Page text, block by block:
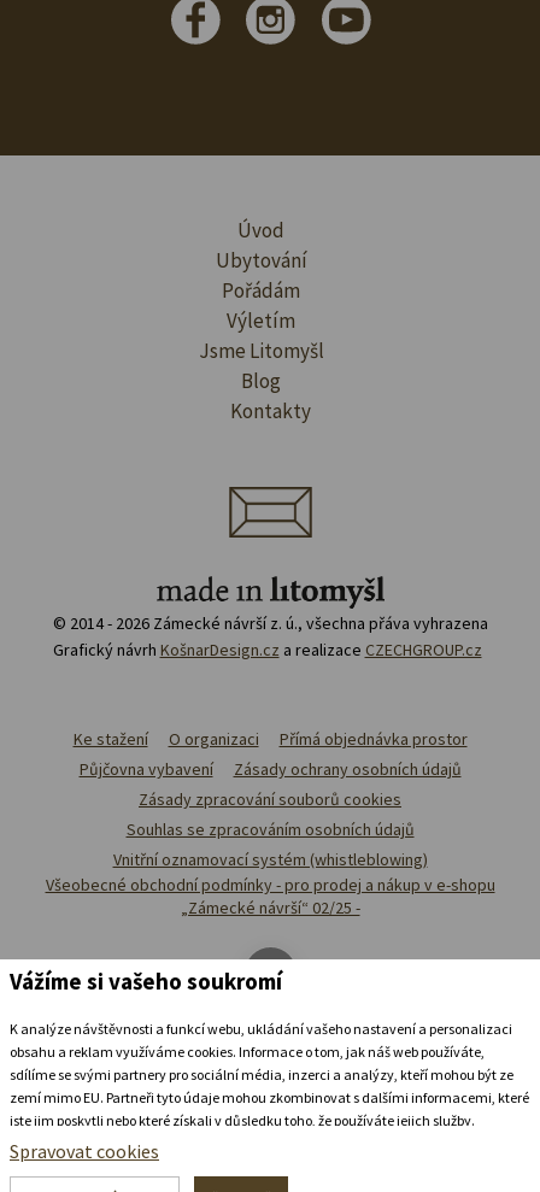
Ubytovat se v
Úvod
Ubytování
Pořádám
Výletím
Jsme Litomyšl
Blog
Kontakty
© 2014 - 2026 Zámecké návrší z. ú., všechna přáva vyhrazena
Grafický návrh KošnarDesign.cz a realizace CZECHGROUP.cz
Ke stažení O organizaci
Přímá objednávka prostor
Půjčovna vybavení
Zásady ochrany osobních údajů
Zásady zpracování souborů cookies
Souhlas se zpracováním osobních údajů
Vnitřní oznamovací systém (whistleblowing)
Všeobecné obchodní podmínky - pro prodej a nákup v e-shopu
„Zámecké návrší“ 02/25 -
Vážíme si vašeho soukromí
K analýze návštěvnosti a funkcí webu, ukládání vašeho nastavení a personalizaci
obsahu a reklam využíváme cookies. Informace o tom, jak náš web používáte,
sdílíme se svými partnery pro sociální média, inzerci a analýzy, kteří mohou být ze
zemí mimo EU. Partneři tyto údaje mohou zkombinovat s dalšími informacemi, které
jste jim poskytli nebo které získali v důsledku toho, že používáte jejich služby.
Podrobné informace
Spravovat cookies